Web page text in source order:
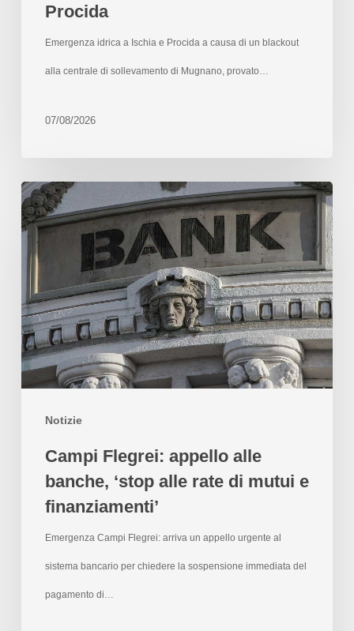
Procida
Emergenza idrica a Ischia e Procida a causa di un blackout
alla centrale di sollevamento di Mugnano, provato…
07/08/2026
Notizie
Campi Flegrei: appello alle
banche, ‘stop alle rate di mutui e
finanziamenti’
Emergenza Campi Flegrei: arriva un appello urgente al
sistema bancario per chiedere la sospensione immediata del
pagamento di…